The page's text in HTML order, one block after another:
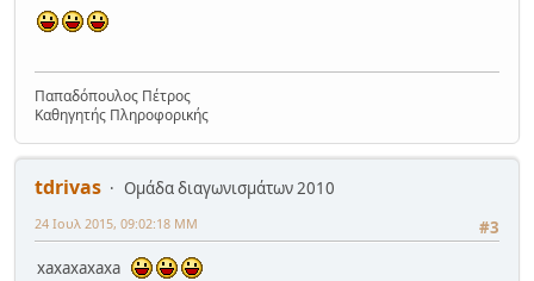
Παπαδόπουλος Πέτρος
Καθηγητής Πληροφορικής
tdrivas
Ομάδα διαγωνισμάτων 2010
#3
24 Ιουλ 2015, 09:02:18 ΜΜ
xaxaxaxaxa